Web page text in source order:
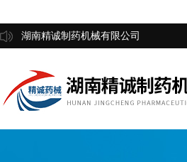
湖南精诚制药机械有限公司